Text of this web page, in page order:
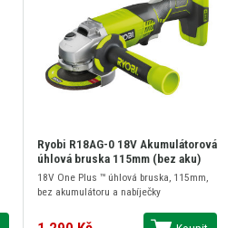
Ryobi R18AG-0 18V Akumulátorová
úhlová bruska 115mm (bez aku)
18V One Plus ™ úhlová bruska, 115mm,
bez akumulátoru a nabíječky